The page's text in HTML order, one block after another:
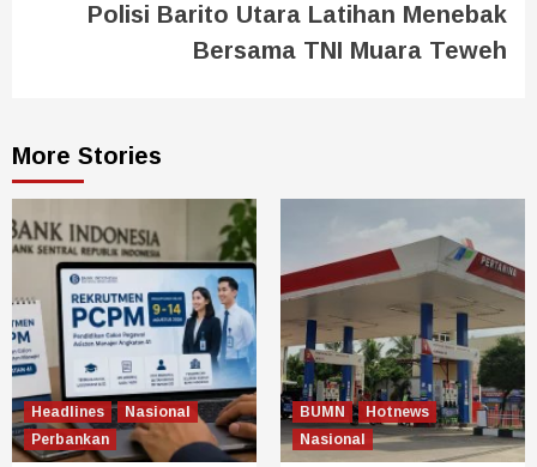
Polisi Barito Utara Latihan Menebak
Bersama TNI Muara Teweh
More Stories
Headlines
Nasional
Perbankan
BUMN
Hotnews
Nasional